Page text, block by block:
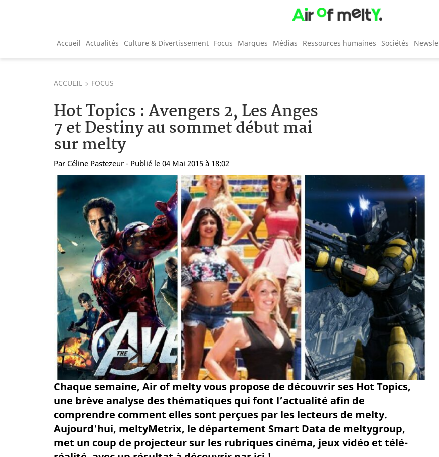
Accueil Actualités Culture & Divertissement Focus Marques Médias Ressources humaines Sociétés
ACCUEIL FOCUS
Hot Topics : Avengers 2, Les Anges
7 et Destiny au sommet début mai
sur melty
Par Céline Pastezeur - Publié le 04 Mai 2015 à 18:02
Chaque semaine, Air of melty vous propose de découvrir ses Hot Topics,
une brève analyse des thématiques qui font l’actualité afin de
comprendre comment elles sont perçues par les lecteurs de melty.
Aujourd'hui, meltyMetrix, le département Smart Data de meltygroup,
met un coup de projecteur sur les rubriques cinéma, jeux vidéo et télé-